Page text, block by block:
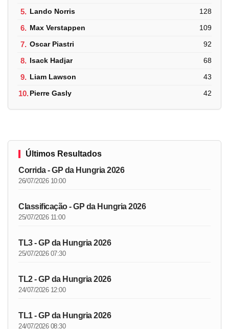
5. Lando Norris 128
6. Max Verstappen 109
7. Oscar Piastri 92
8. Isack Hadjar 68
9. Liam Lawson 43
10.Pierre Gasly 42
Últimos Resultados
Corrida - GP da Hungria 2026
26/07/2026 10:00
Classificação - GP da Hungria 2026
25/07/2026 11:00
TL3 - GP da Hungria 2026
25/07/2026 07:30
TL2 - GP da Hungria 2026
24/07/2026 12:00
TL1 - GP da Hungria 2026
24/07/2026 08:30